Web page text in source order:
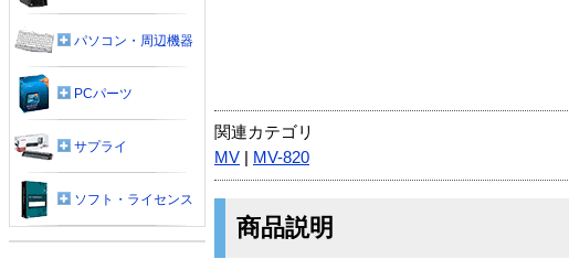
関連カテゴリ
MV
MV-820
商品説明
パソコン・周辺機器
PCパーツ
サプライ
ソフト・ライセンス